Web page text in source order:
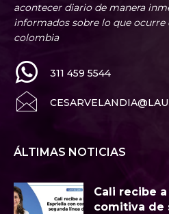
acontecer diario de manera
informados sobre lo que ocurre
colombia
311 459 5544
ÁLTIMAS NOTICIAS
Cali recibe
comitiva de